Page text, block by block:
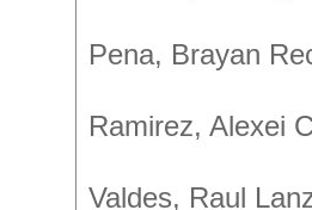
Pena, Brayan
Ramirez, Alexei
Valdes, Raul